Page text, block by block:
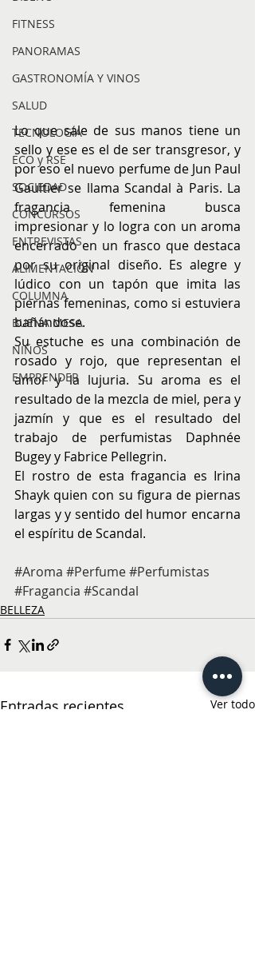
FITNESS
PANORAMAS
GASTRONOMÍA Y VINOS
SALUD
TECNOLOGÍA
ECO y RSE
SOCIEDAD
CONCURSOS
ENTREVISTAS
ALIMENTACIÓN
COLUMNA
BUENA MESA
NIÑOS
EMPRENDER
Lo que sale de sus manos tiene un
sello y ese es el de ser transgresor, y
por eso el nuevo perfume de Jun Paul
Gaultier se llama Scandal à Paris. La
fragancia femenina busca
impresionar y lo logra con un aroma
encerrado en un frasco que destaca
por su original diseño. Es alegre y
lúdico con un tapón que imita las
piernas femeninas, como si estuviera
bañándose.
Su estuche es una combinación de
rosado y rojo, que representan el
amor y la lujuria. Su aroma es el
resultado de la mezcla de miel, pera y
jazmín y que es el resultado del
trabajo de perfumistas Daphnée
Bugey y Fabrice Pellegrin.
El rostro de esta fragancia es Irina
Shayk quien con su figura de piernas
largas y y sentido del humor encarna
el espíritu de Scandal.
#Aroma #Perfume#Perfumistas
#Fragancia #Scandal
BELLEZA
Entradas recientes Ver todo